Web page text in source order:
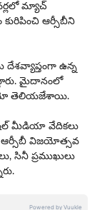
మ్యాచ్
కురిపించి ఆర్సీబీని
దేశవ్యాప్తంగా ఉన్న
మైదానంలో
తెలియజేశాయి.
మీడియా వేదికలు
ఆర్సీబీ విజయోత్సవ
సినీ ప్రముఖులు